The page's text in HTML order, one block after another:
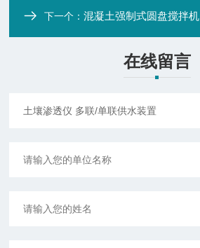
下一个：混凝土强制式圆盘搅拌机
在线留言